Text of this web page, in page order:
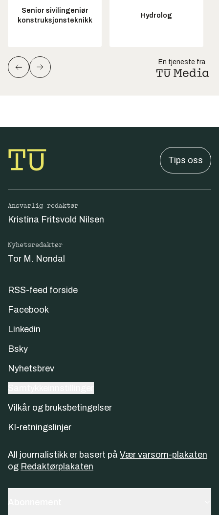
Senior sivilingeniør
konstruksjonsteknikk
Hydrolog
En tjeneste fra
Tips oss
Ansvarlig redaktør
Kristina Fritsvold Nilsen
Nyhetsredaktør
Tor M. Nondal
RSS-feed forside
Facebook
Linkedin
Bsky
Nyhetsbrev
Vilkår og bruksbetingelser
KI-retningslinjer
All journalistikk er basert på Vær varsom-plakaten
og Redaktørplakaten